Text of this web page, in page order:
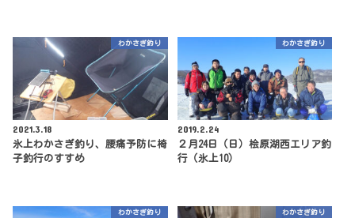
わかさぎ釣り
2021.3.18
氷上わかさぎ釣り、腰痛予防に椅
子釣行のすすめ
わかさぎ釣り
2019.2.24
２月24日（日）桧原湖西エリア釣
行（氷上10）
わかさぎ釣り わかさぎ釣り